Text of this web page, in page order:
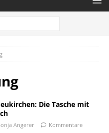
Die Tasche mit
Angerer
Kommentare